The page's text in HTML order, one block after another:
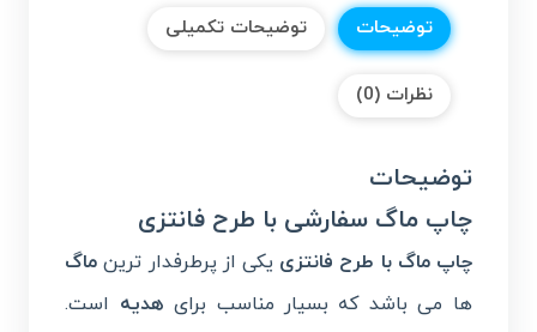
توضیحات توضیحات تکمیلی
نظرات (0)
توضیحات
چاپ ماگ سفارشی با طرح فانتزی
چاپ ماگ با طرح فانتزی یکی از پرطرفدار ترین ماگ
ها می باشد که بسیار مناسب برایهدیه است.